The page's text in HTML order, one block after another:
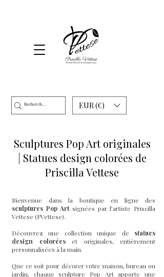
EUR (€)
Sculptures Pop Art originales
| Statues design colorées de
Priscilla Vettese
Bienvenue dans la boutique en ligne des
sculptures Pop Art signées par l’artiste Priscilla
Vettese (PVettese).
Découvrez une collection unique de statues
design coloréeset originales, entièrement
personnalisées à la main.
Que ce soit pour décorer votre maison, bureau ou
jardin, chaque sculpture Pop Art apporte une